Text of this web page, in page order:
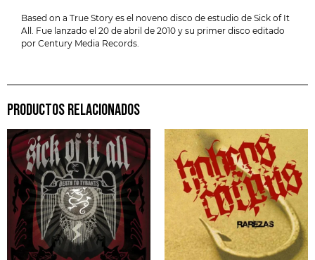
Based on a True Story es el noveno disco de estudio de Sick of It
All. Fue lanzado el 20 de abril de 2010 y su primer disco editado
por Century Media Records.
PRODUCTOS RELACIONADOS